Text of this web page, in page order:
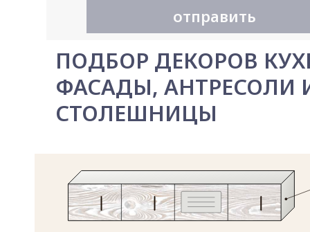
отправить
ПОДБОР ДЕКОРОВ
ФАСАДЫ, АНТРЕСОЛИ
СТОЛЕШНИЦЫ